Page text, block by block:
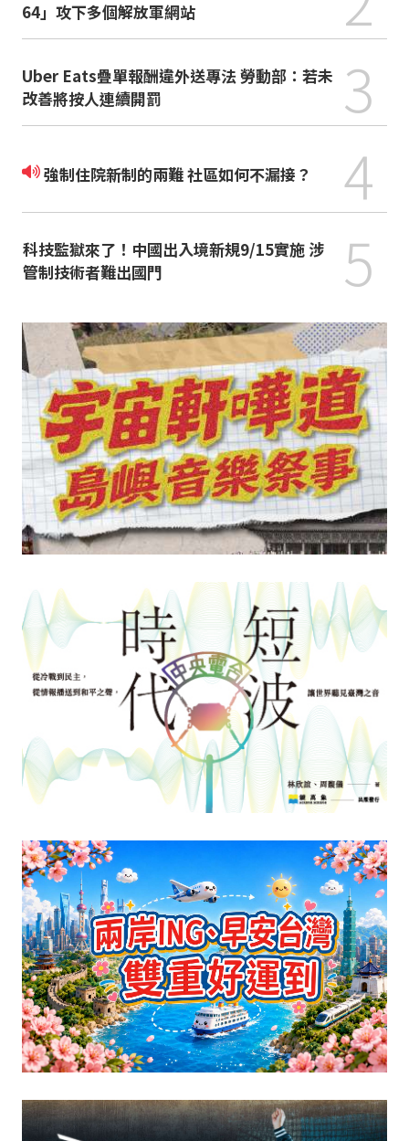
64」攻下多個解放軍網站
Uber Eats疊單報酬違外送專法 勞動部：若未
改善將按人連續開罰
3
強制住院新制的兩難 社區如何不漏接？ 4
科技監獄來了！中國出入境新規9/15實施 涉
管制技術者難出國門
5